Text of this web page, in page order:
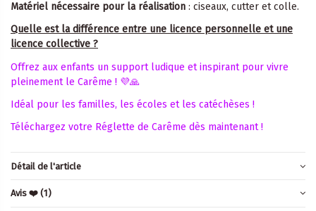
Matériel nécessaire pour la réalisation : ciseaux, cutter et colle.
Quelle est la différence entre une licence personnelle et une
licence collective ?
Offrez aux enfants un support ludique et inspirant pour vivre
pleinement le Carême ! 💜🙏
Idéal pour les familles, les écoles et les catéchèses !
Téléchargez votre Réglette de Carême dès maintenant !
Détail de l'article
Avis ❤️ (1)